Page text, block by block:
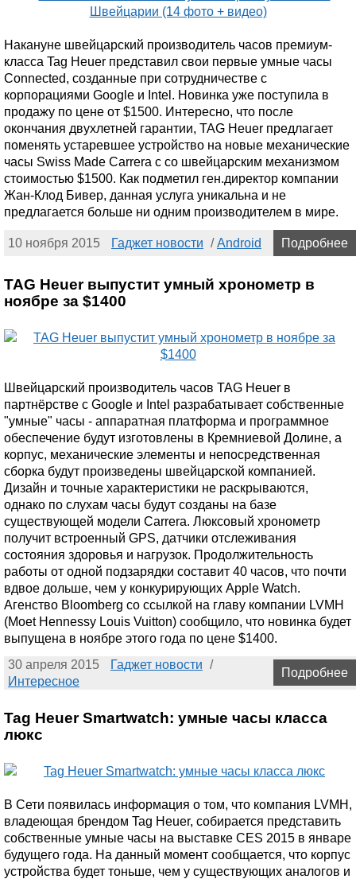
Накануне швейцарский производитель часов премиум-
класса Tag Heuer представил свои первые умные часы
Connected, созданные при сотрудничестве с
корпорациями Google и Intel. Новинка уже поступила в
продажу по цене от $1500. Интересно, что после
окончания двухлетней гарантии, TAG Heuer предлагает
поменять устаревшее устройство на новые механические
часы Swiss Made Carrera с со швейцарским механизмом
стоимостью $1500. Как подметил ген.директор компании
Жан-Клод Бивер, данная услуга уникальна и не
предлагается больше ни одним производителем в мире.
10 ноября 2015 Гаджет новости /Android Подробнее
TAG Heuer выпустит умный хронометр в
ноябре за $1400
Швейцарский производитель часов TAG Heuer в
партнёрстве с Google и Intel разрабатывает собственные
"умные" часы - аппаратная платформа и программное
обеспечение будут изготовлены в Кремниевой Долине, а
корпус, механические элементы и непосредственная
сборка будут произведены швейцарской компанией.
Дизайн и точные характеристики не раскрываются,
однако по слухам часы будут созданы на базе
существующей модели Carrera. Люксовый хронометр
получит встроенный GPS, датчики отслеживания
состояния здоровья и нагрузок. Продолжительность
работы от одной подзарядки составит 40 часов, что почти
вдвое дольше, чем у конкурирующих Apple Watch.
Агенство Bloomberg со ссылкой на главу компании LVMH
(Moet Hennessy Louis Vuitton) сообщило, что новинка будет
выпущена в ноябре этого года по цене $1400.
30 апреля 2015
Гаджет новости /
Интересное
Подробнее
Tag Heuer Smartwatch: умные часы класса
люкс
В Сети появилась информация о том, что компания LVMH,
владеющая брендом Tag Heuer, собирается представить
собственные умные часы на выставке CES 2015 в январе
будущего года. На данный момент сообщается, что корпус
устройства будет тоньше, чем у существующих аналогов и